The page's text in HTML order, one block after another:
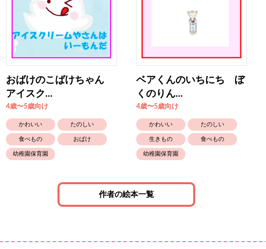
おばけのこばけちゃん
アイスク...
4歳〜5歳向け
かわいい たのしい
食べもの おばけ
幼稚園保育園
ベアくんのいちにち ぼ
くのりん...
4歳〜5歳向け
かわいい たのしい
生きもの 食べもの
幼稚園保育園
作者の絵本一覧